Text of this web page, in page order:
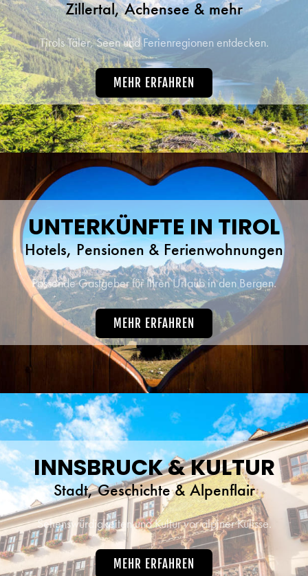
Zillertal, Achensee & mehr
Tirols Täler, Seen und Ferienregionen entdecken.
MEHR ERFAHREN
UNTERKÜNFTE IN TIROL
Hotels, Pensionen & Ferienwohnungen
Passende Gastgeber für Ihren Urlaub in den Bergen.
MEHR ERFAHREN
INNSBRUCK & KULTUR
Stadt, Geschichte & Alpenflair
Sehenswürdigkeiten und Kultur vor alpiner Kulisse.
MEHR ERFAHREN